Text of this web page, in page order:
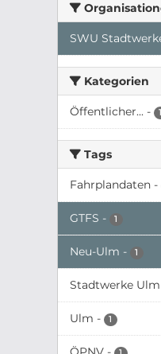
SWU
Kategorien
Öffentlicher... - 1
Tags
Fahrplandaten -
GTFS - 1
Neu-Ulm - 1
Stadtwerke Ulm
Ulm - 1